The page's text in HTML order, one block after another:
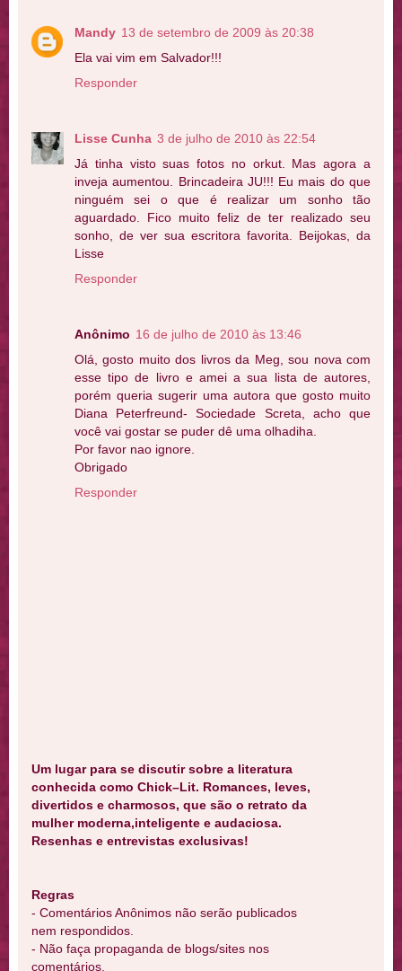
Mandy 13 de setembro de 2009 às 20:38
Ela vai vim em Salvador!!!
Responder
Lisse Cunha 3 de julho de 2010 às 22:54
Já tinha visto suas fotos no orkut. Mas agora a
inveja aumentou. Brincadeira JU!!! Eu mais do que
ninguém sei o que é realizar um sonho tão
aguardado. Fico muito feliz de ter realizado seu
sonho, de ver sua escritora favorita. Beijokas, da
Lisse
Responder
Anônimo 16 de julho de 2010 às 13:46
Olá, gosto muito dos livros da Meg, sou nova com
esse tipo de livro e amei a sua lista de autores,
porém queria sugerir uma autora que gosto muito
Diana Peterfreund- Sociedade Screta, acho que
você vai gostar se puder dê uma olhadiha.
Por favor nao ignore.
Obrigado
Responder
Um lugar para se discutir sobre a literatura
conhecida como Chick–Lit. Romances, leves,
divertidos e charmosos, que são o retrato da
mulher moderna,inteligente e audaciosa.
Resenhas e entrevistas exclusivas!
Regras
- Comentários Anônimos não serão publicados
nem respondidos.
- Não faça propaganda de blogs/sites nos
comentários.